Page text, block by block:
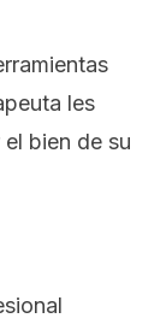
les
bien de su